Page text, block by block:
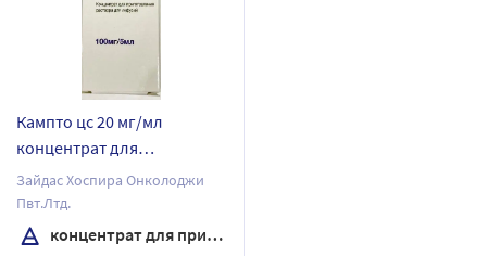
Кампто цс 20 мг/мл
концентрат для
приготовления раствора
флакон 1 шт. 5 мл
Зайдас Хоспира Онколоджи
Пвт.Лтд.
концентрат для приготовления раствора